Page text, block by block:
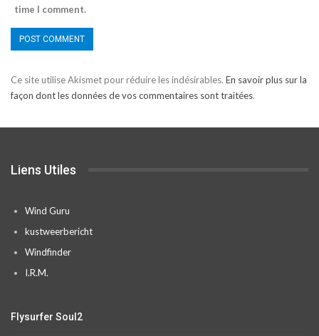
time I comment.
Ce site utilise Akismet pour réduire les indésirables. En savoir plus sur la
façon dont les données de vos commentaires sont traitées.
Liens Utiles
Wind Guru
kustweerbericht
Windfinder
I.R.M.
Flysurfer Soul2